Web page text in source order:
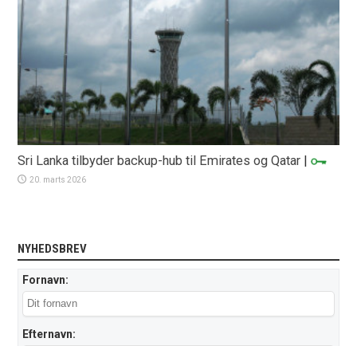
Sri Lanka tilbyder backup-hub til Emirates og Qatar |
20. marts 2026
NYHEDSBREV
Fornavn:
Efternavn: